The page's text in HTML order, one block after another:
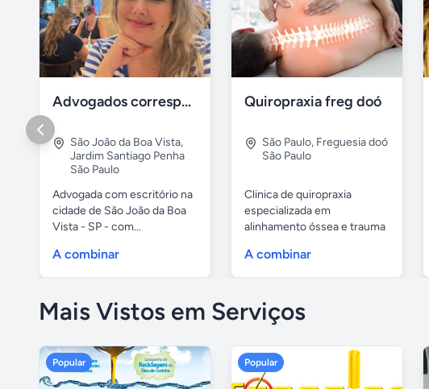
Advogados correspondentes
São João da Boa Vista,
Jardim Santiago Penha
São Paulo
Advogada com escritório na
cidade de São João da Boa
Vista - SP - com...
A combinar
Quiropraxia freg doó
São Paulo, Freguesia doó
São Paulo
Clinica de quiropraxia
especializada em
alinhamento óssea e trauma
A combinar
Mais Vistos em Serviços
Popular Popular